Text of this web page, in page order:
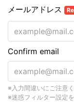
メールアドレス
Confirm email
※入力間違いにご注意く
※迷惑フィルター設定